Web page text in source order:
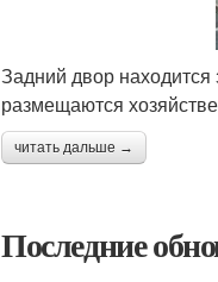
Задний двор находится
размещаются
читать дальше →
Последние